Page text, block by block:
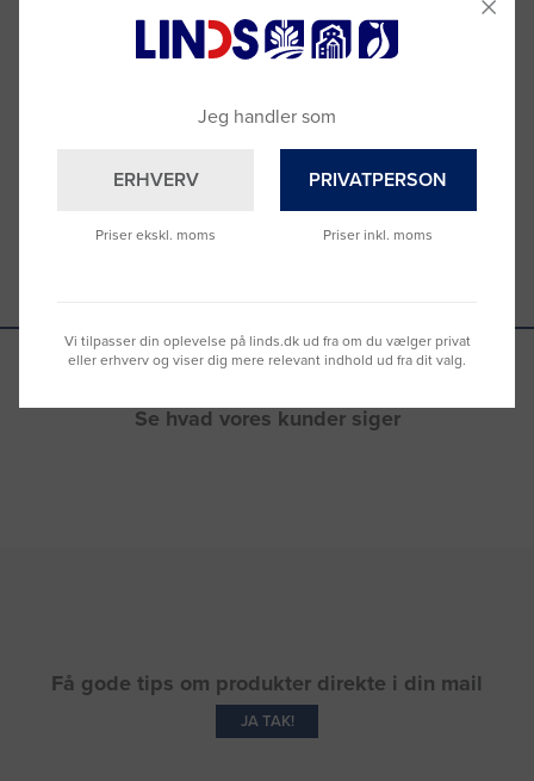
Brug for hjælp?
Du kan også kontakte din lokale sælger
se oversigten her
Se hvad vores kunder siger
Få gode tips om produkter direkte i din mail
JA TAK!
Jeg handler som
ERHVERV
Priser ekskl. moms
PRIVATPERSON
Priser inkl. moms
Vi tilpasser din oplevelse på linds.dk ud fra om du vælger privat
eller erhverv og viser dig mere relevant indhold ud fra dit valg.